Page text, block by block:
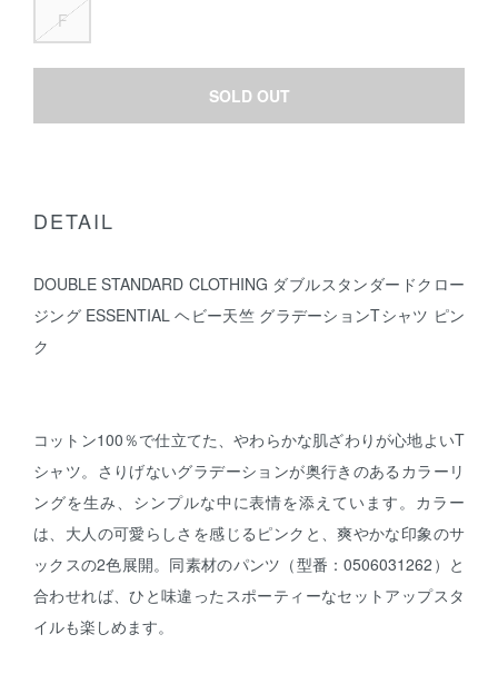
F
SOLD OUT
DETAIL
DOUBLE STANDARD CLOTHING ダブルスタンダードクロー
ジング ESSENTIAL ヘビー天竺 グラデーションTシャツ ピン
ク
コットン100％で仕立てた、やわらかな肌ざわりが心地よいT
シャツ。さりげないグラデーションが奥行きのあるカラーリ
ングを生み、シンプルな中に表情を添えています。カラー
は、大人の可愛らしさを感じるピンクと、爽やかな印象のサ
ックスの2色展開。同素材のパンツ（型番：0506031262）と
合わせれば、ひと味違ったスポーティーなセットアップスタ
イルも楽しめます。